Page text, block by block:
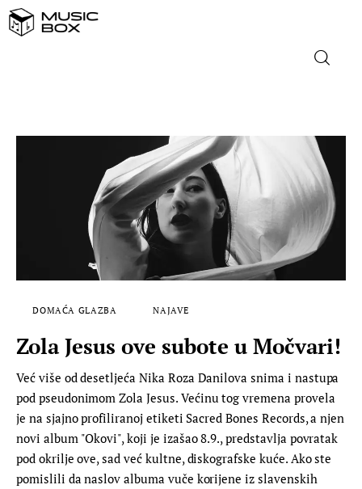
DOMAĆA GLAZBA
STRANA GLAZBA
FILM
MUSIC BOX
DOMAĆA GLAZBA NAJAVE
Zola Jesus ove subote u Močvari!
Već više od desetljeća Nika Roza Danilova snima i nastupa
pod pseudonimom Zola Jesus. Većinu tog vremena provela
je na sjajno profiliranoj etiketi Sacred Bones Records, a njen
novi album "Okovi", koji je izašao 8.9., predstavlja povratak
pod okrilje ove, sad već kultne, diskografske kuće. Ako ste
pomislili da naslov albuma vuče korijene iz slavenskih